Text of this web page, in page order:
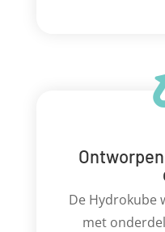
De Hydrokube
met